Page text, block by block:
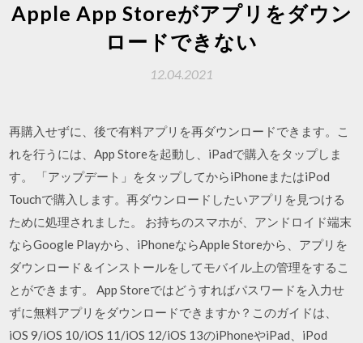
Apple App Storeがアプリをダウン
ロードできない
12.04.2021
再購入せずに、後で有料アプリを再ダウンロードできます。こ
れを行うには、App Storeを起動し、iPadで購入をタップしま
す。 「アップデート」をタップしてからiPhoneまたはiPod
Touchで購入します。再ダウンロードしたいアプリを見つける
ために処理されました。 お持ちのスマホが、アンドロイド端末
ならGoogle Playから、iPhoneならApple Storeから、アプリを
ダウンロード＆インストールをしてモバイル上の管理をするこ
とができます。 App Storeではどうすればパスワードを入力せ
ずに無料アプリをダウンロードできますか？このガイドは、
iOS 9/iOS 10/iOS 11/iOS 12/iOS 13のiPhoneやiPad、iPod